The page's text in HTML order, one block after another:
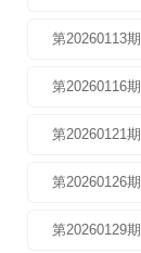
第20260113期
第20260116期
第20260121期
第20260126期
第20260129期